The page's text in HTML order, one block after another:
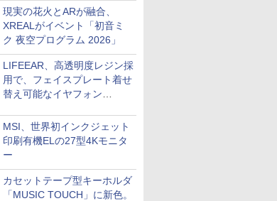
現実の花火とARが融合、
XREALがイベント「初音ミ
ク 夜空プログラム 2026」
LIFEEAR、高透明度レジン採
用で、フェイスプレート着せ
替え可能なイヤフォン
MSI、世界初インクジェット
印刷有機ELの27型4Kモニタ
ー
カセットテープ型キーホルダ
「MUSIC TOUCH」に新色。